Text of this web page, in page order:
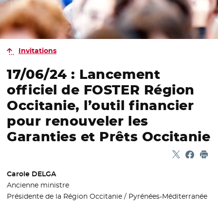
Invitations
17/06/24 : Lancement
officiel de FOSTER Région
Occitanie, l’outil financier
pour renouveler les
Garanties et Prêts Occitanie
Partager
- Nouvelle
-
Carole DELGA
Ancienne ministre
Présidente de la Région Occitanie / Pyrénées-Méditerranée